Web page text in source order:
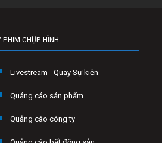
PHIM CHỤP HÌNH
Livestream - Quay Sự kiện
Quảng cáo sản phẩm
Quảng cáo công ty